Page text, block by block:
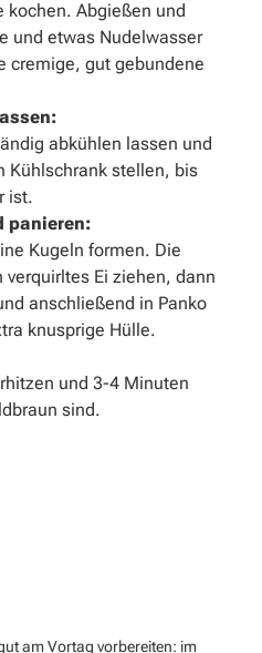
kochen. Abgießen und
und etwas Nudelwasser
cremige, gut gebundene
abkühlen lassen und
Kühlschrank stellen, bis
ist.
panieren:
Kugeln formen. Die
verquirltes Ei ziehen, dann
anschließend in Panko
knusprige Hülle.
und 3-4 Minuten
sind.
am Vortag vorbereiten: im